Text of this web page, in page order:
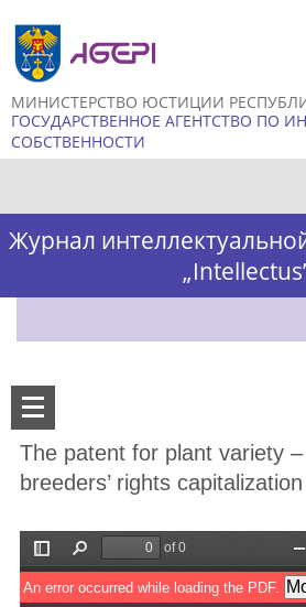
МИНИСТЕРСТВО ЮСТИЦИИ
ГОСУДАРСТВЕННОЕ АГЕНТСТВО ПО
СОБСТВЕННОСТИ
Журнал
The patent for plant variety
breeders’ rights capitalization